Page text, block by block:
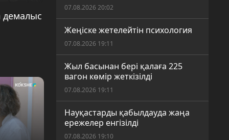
07.08.2026 20:02
Жеңіске жетелейтін психология
07.08.2026 19:11
Жыл басынан бері қалаға 225
вагон көмір жеткізілді
07.08.2026 19:11
Науқастарды қабылдауда жаңа
ережелер енгізілді
07.08.2026 19:10